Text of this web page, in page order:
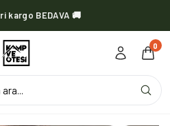
kargo BEDAVA 🚚
her zaman bedava 🔥
0